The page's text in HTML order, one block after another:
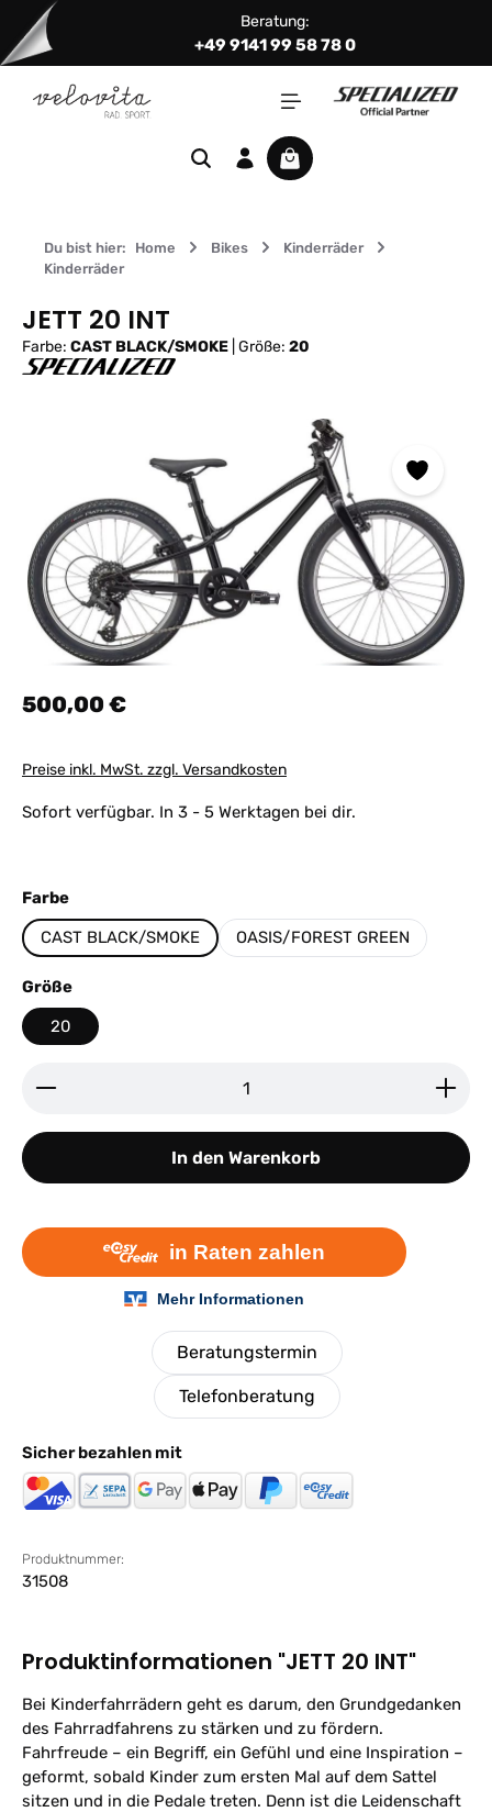
Zum Hauptinhalt springen Beratung:
+49 9141 99 58 78 0
Warenkorb enthält 0
Du bist hier: Home Bikes
Kinderräder
Kinderräder
JETT 20 INT
Farbe: CAST BLACK/SMOKE Größe: 20
Regulärer Preis:
500,00 €
Preise inkl. MwSt. zzgl. Versandkosten
Sofort verfügbar. In 3 - 5 Werktagen bei dir.
Farbeauswählen
CAST BLACK/SMOKE OASIS/FOREST GREEN
Größeauswählen
20
Produkt Anzahl: Gib den gewünschten Wert ein
In den Warenkorb
Beratungstermin
Telefonberatung
Sicher bezahlen mit
Produktnummer:
31508
Produktinformationen "JETT 20 INT"
Bei Kinderfahrrädern geht es darum, den Grundgedanken
des Fahrradfahrens zu stärken und zu fördern.
Fahrfreude – ein Begriff, ein Gefühl und eine Inspiration –
geformt, sobald Kinder zum ersten Mal auf dem Sattel
sitzen und in die Pedale treten. Denn ist die Leidenschaft